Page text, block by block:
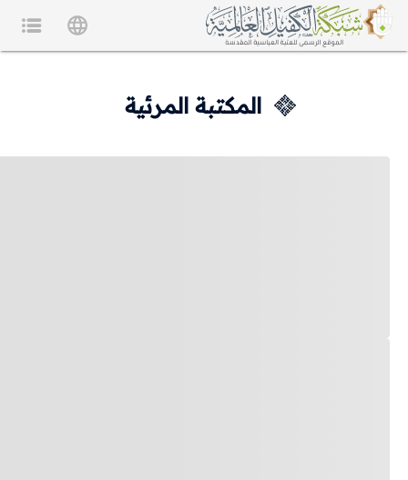
المكتبة المرئية